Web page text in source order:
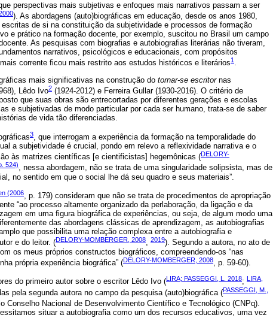
perspectivas mais subjetivas e enfoques mais narrativos passam a ser
). As abordagens (auto)biográficas em educação, desde os anos 1980,
de si na constituição da subjetividade e processos de formação
e prático na formação docente, por exemplo, suscitou no Brasil um campo
As pesquisas com biografias e autobiografias literárias não tiveram,
narrativos, psicológicos e educacionais, com propósitos
corrente ficou mais restrito aos estudos históricos e literários1.
mais significativas na construção do tornar-se escritornas
Lêdo Ivo2 (1924-2012) e Ferreira Gullar (1930-2016). O critério de
que suas obras são entrecortadas por diferentes gerações e escolas
e subjetivadas de modo particular por cada ser humano, trata-se de saber
de vida tão diferenciadas.
3
, que interrogam a experiência da formação na temporalidade do
a subjetividade é crucial, pondo em relevo a reflexividade narrativa e o
às matrizes científicas [e cientificistas] hegemônicas (DELORY-
524), nessa abordagem, não se trata de uma singularidade solipsista, mas de
no sentido em que o social lhe dá seu quadro e seus materiais”.
(2006, p. 179) consideram que não se trata de procedimentos de apropriação
“ao processo altamente organizado da perlaboração, da ligação e da
em uma figura biográfica de experiências, ou seja, de algum modo uma
das abordagens clássicas de aprendizagem, as autobiografias
que possibilita uma relação complexa entre a autobiografia e
e do leitor. (DELORY-MOMBERGER, 2008, 2019). Segundo a autora, no ato de
os meus próprios constructos biográficos, compreendendo-os “nas
própria experiência biográfica” (DELORY-MOMBERGER, 2008, p. 59-60).
do primeiro autor sobre o escritor Lêdo Ivo ( LIRA; PASSEGGI, L. 2018;
LIRA,
pela segunda autora no campo da pesquisa (auto)biográfica (PASSEGGI, M.,
Conselho Nacional de Desenvolvimento Científico e Tecnológico (CNPq).
situar a autobiografia como um dos recursos educativos, uma vez